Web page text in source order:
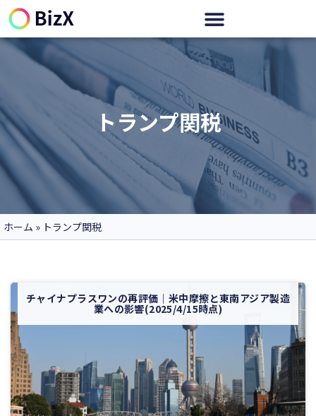
トランプ関税
ホーム » トランプ関税
チャイナプラスワンの再評価｜米中摩擦と東南アジア製造
業への影響(2025/4/15時点)